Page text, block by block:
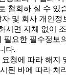
철회하 실 수 있
및 회사 개인
시면 지체 없이
요한 필수정보
다.
청에 따라 해지
된 바에 따라 처